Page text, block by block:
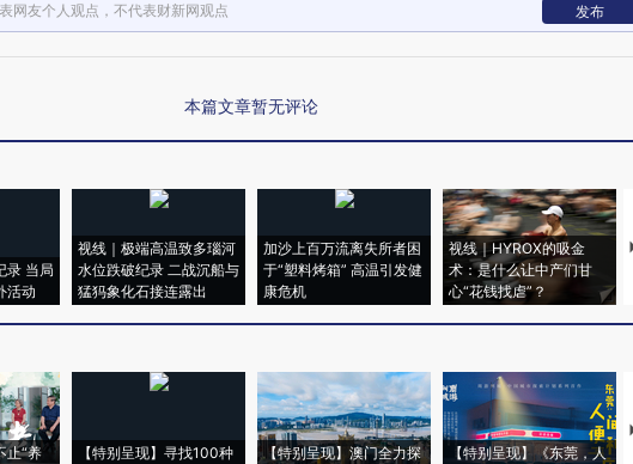
网友个人观点，不代表财新网观点 发布
本篇文章暂无评论
录 当局
活动
视线｜极端高温致多瑙河
水位跌破纪录 二战沉船与
猛犸象化石接连露出
加沙上百万流离失所者困
于“塑料烤箱” 高温引发健
康危机
视线｜HYROX的吸金
术：是什么让中产们甘
心“花钱找虐”？
止“养
【特别呈现】寻找100种
【特别呈现】澳门全力探
【特别呈现】《东莞，人